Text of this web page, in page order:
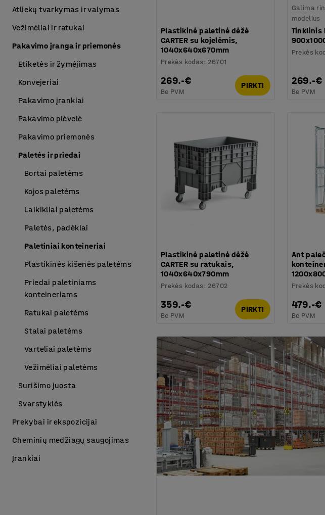
Plastikinė paletinė dėžė
CARTER su kojelėmis,
1040x640x670mm
Prekės kodas : 26701
269.-€
Be PVM
PIRKTI
Galima
modelius
Tinklinis
Prekės
269.-€
Be PVM
Plastikinė paletinė dėžė
CARTER su ratukais,
1040x640x790mm
Prekės kodas : 26702
359.-€
Be PVM
PIRKTI
Ant
Prekės
479.-€
Be PVM
Atliekų tvarkymas ir valymas
Vežimėliai ir ratukai
Pakavimo įranga ir priemonės
Etiketės ir žymėjimas
Konvejeriai
Pakavimo įrankiai
Pakavimo plėvelė
Pakavimo priemonės
Paletės ir priedai
Bortai paletėms
Kojos paletėms
Laikikliai paletėms
Paletės, padėklai
Paletiniai konteineriai
Plastikinės kišenės paletėms
Priedai paletiniams
konteineriams
Ratukai paletėms
Stalai paletėms
Varteliai paletėms
Vežimėliai paletėms
Surišimo juosta
Svarstyklės
Prekybai ir ekspozicijai
Cheminių medžiagų saugojimas
Įrankiai